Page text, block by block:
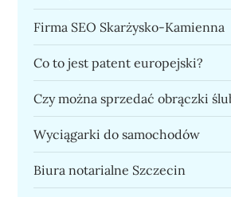
Firma SEO Skarżysko-Kamienna
Co to jest patent europejski?
Czy można sprzedać obrączki
Wyciągarki do samochodów
Biura notarialne Szczecin